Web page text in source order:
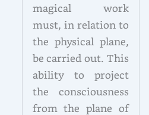
magical work
must, in relation to
the physical plane,
be carried out. This
ability to project
the consciousness
from the plane of